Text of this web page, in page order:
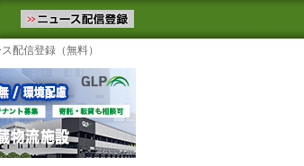
ます。物流ニュースメール配信を登録す
よく見るテーマ
配信登録（無料）